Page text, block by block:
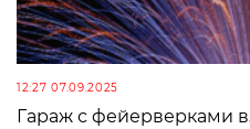
12:27 07.09.2025
Гараж с фейерверками